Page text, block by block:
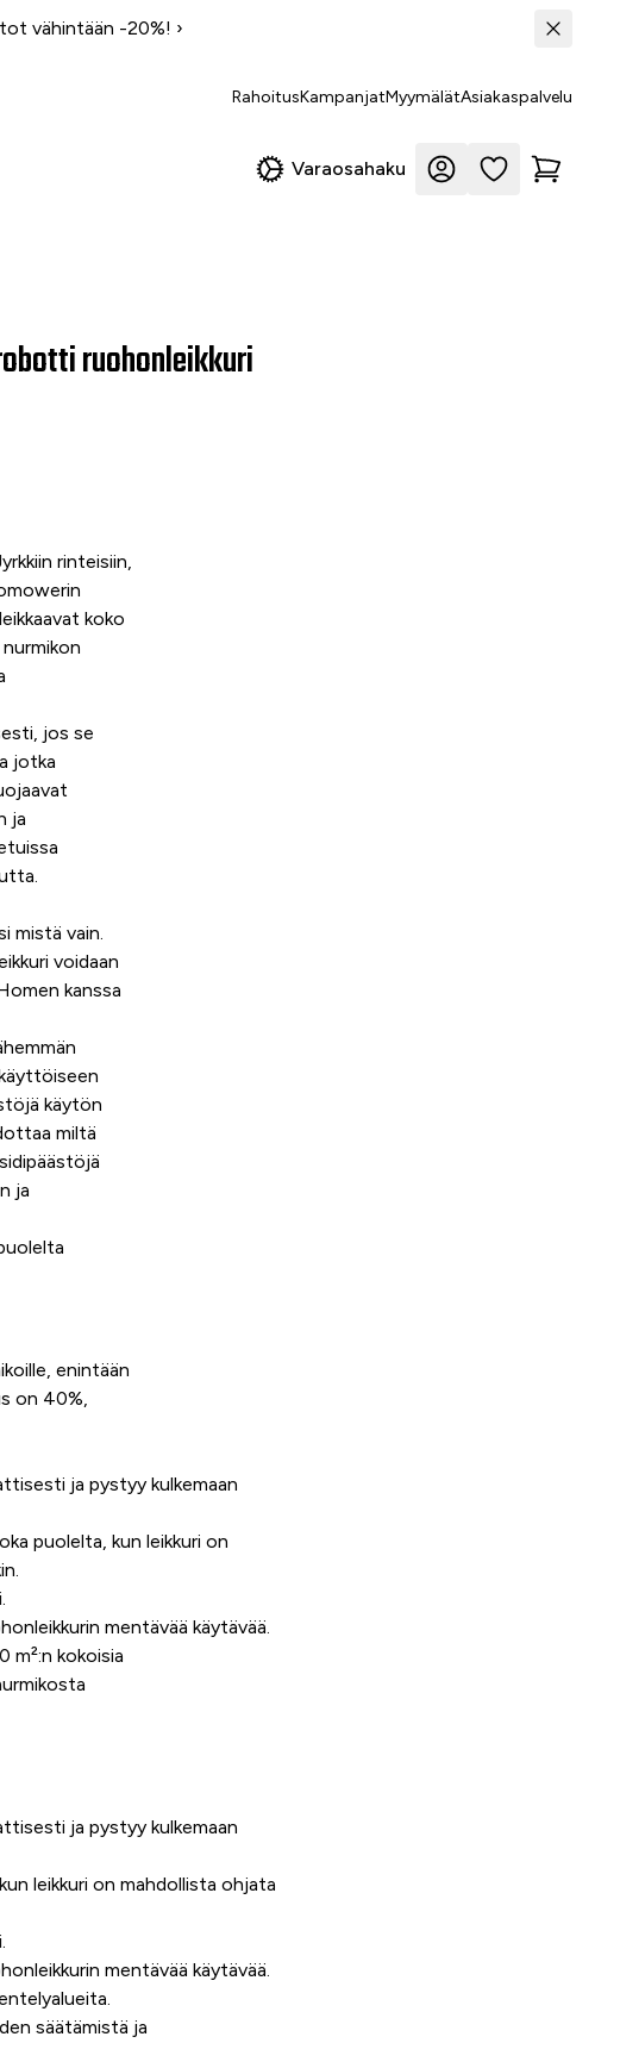
vähintään -20%! ›
RahoitusKampanjatMyymälätAsiakaspalvelu
Varaosahaku
ruohonleikkuri
rinteisiin,
koko
jos se
jotka
ja
mistä vain.
voidaan
kanssa
käytön
miltä
ja
enintään
on 40%,
ja pystyy kulkemaan
puolelta, kun leikkuri on
mentävää käytävää.
m²:n kokoisia
ja pystyy kulkemaan
leikkuri on mahdollista ohjata
mentävää käytävää.
säätämistä ja